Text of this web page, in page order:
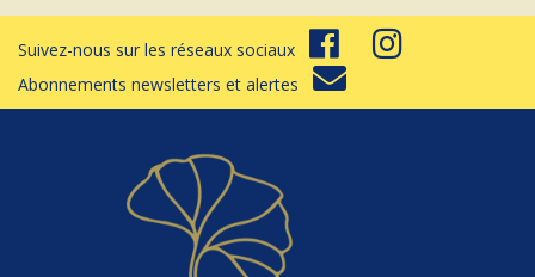
Suivez-nous sur les réseaux sociaux
Abonnements newsletters et alertes